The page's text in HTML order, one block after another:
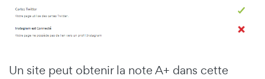
Un site peut obtenir la note A+ dans cette